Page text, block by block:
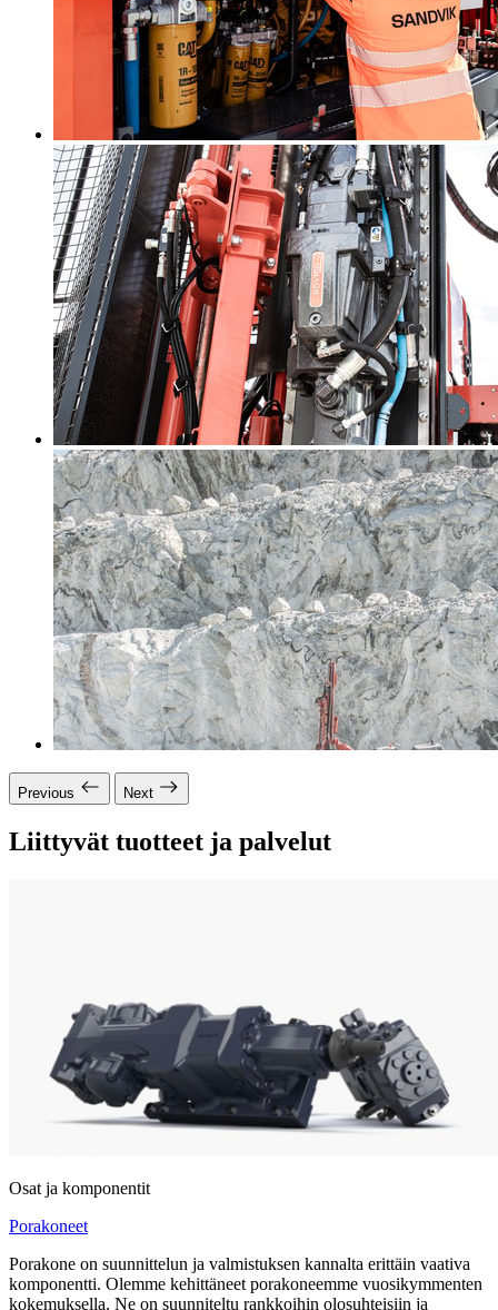
Previous Next
Liittyvät tuotteet ja palvelut
Osat ja komponentit
Porakoneet
Porakone on suunnittelun ja valmistuksen kannalta erittäin vaativa
komponentti. Olemme kehittäneet porakoneemme vuosikymmenten
kokemuksella. Ne on suunniteltu rankkoihin olosuhteisiin ja